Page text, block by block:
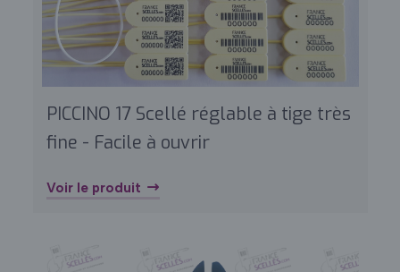
PICCINO 17 Scellé réglable à tige très
fine - Facile à ouvrir
Voir le produit